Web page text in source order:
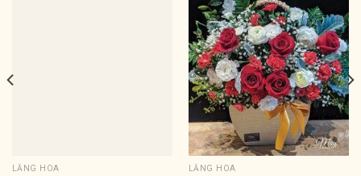
LẴNG HOA LẴNG HOA